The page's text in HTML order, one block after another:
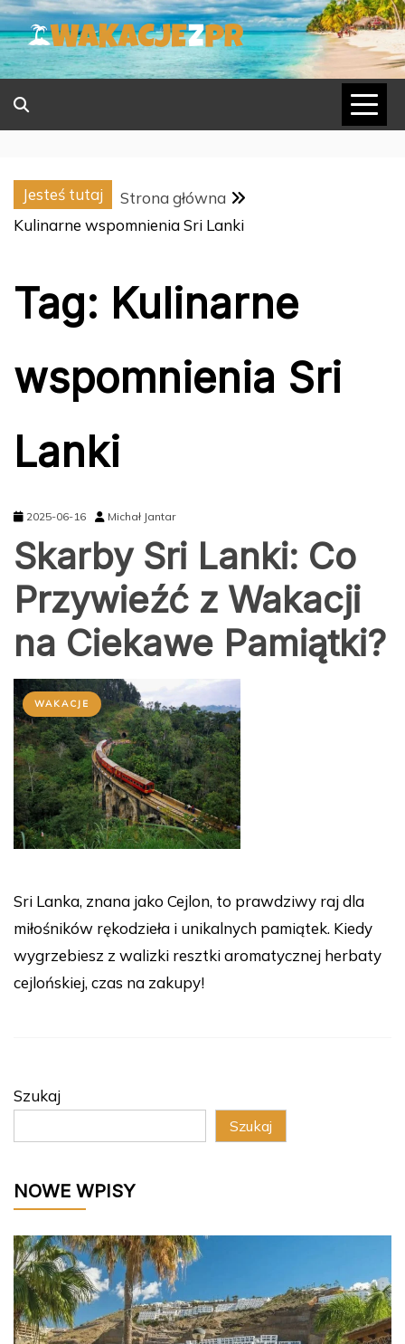
Skip
to
content
Jesteś tutaj
Strona główna
Kulinarne wspomnienia Sri Lanki
Tag: Kulinarne
wspomnienia Sri
Lanki
2025-06-16 Michał Jantar
Skarby Sri Lanki: Co
Przywieźć z Wakacji
na Ciekawe Pamiątki?
WAKACJE
Sri Lanka, znana jako Cejlon, to prawdziwy raj dla
miłośników rękodzieła i unikalnych pamiątek. Kiedy
wygrzebiesz z walizki resztki aromatycznej herbaty
cejlońskiej, czas na zakupy!
Szukaj
Szukaj
NOWE WPISY